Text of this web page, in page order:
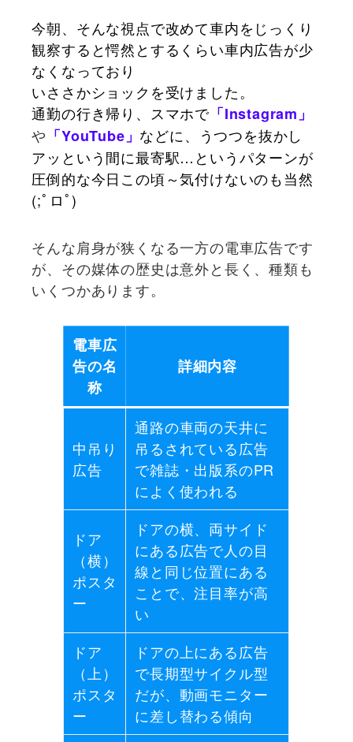
今朝、そんな視点で改めて車内をじっくり
観察すると愕然とするくらい車内広告が少
なくなっており
いささかショックを受けました。
通勤の行き帰り、スマホで 「Instagram」
や 「YouTube」 などに、うつつを抜かし
アッという間に最寄駅…というパターンが
圧倒的な今日この頃～気付けないのも当然
(;ﾟロﾟ)
そんな肩身が狭くなる一方の電車広告です
が、その媒体の歴史は意外と長く、種類も
いくつかあります。
電車広
告の名
称
詳細内容
中吊り
広告
通路の車両の天井に
吊るされている広告
で雑誌・出版系のPR
によく使われる
ドア
（横）
ポスタ
ー
ドアの横、両サイド
にある広告で人の目
線と同じ位置にある
ことで、注目率が高
い
ドア
（上）
ポスタ
ー
ドアの上にある広告
で長期型サイクル型
だが、動画モニター
に差し替わる傾向